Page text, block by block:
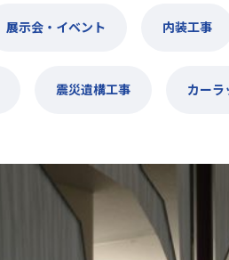
展示会・イベント 内装工事
震災遺構工事 カーラ